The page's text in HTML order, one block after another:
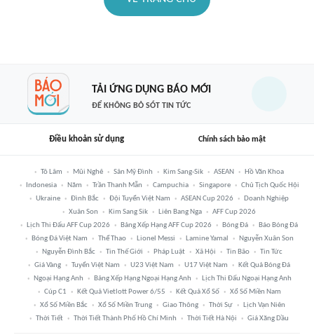
TẢI ỨNG DỤNG BÁO MỚI
ĐỂ KHÔNG BỎ SÓT TIN TỨC
Điều khoản sử dụng Chính sách bảo mật
Tô Lâm Mũi Nghê Sân Mỹ Đình Kim Sang-Sik ASEAN
Hồ Văn Khoa
Indonesia
Năm Trần Thanh Mẫn Campuchia Singapore
Chủ Tịch Quốc Hội
Ukraine
Đình Bắc Đội Tuyển Việt Nam ASEAN Cup 2026
Doanh Nghiệp
Xuân Son
Kim Sang Sik Liên Bang Nga
AFF Cup 2026
Lịch Thi Đấu AFF Cup 2026
Bảng Xếp Hạng AFF Cup 2026 Bóng Đá
Báo Bóng Đá
Bóng Đá Việt Nam
Thể Thao Lionel Messi Lamine Yamal
Nguyễn Xuân Son
Nguyễn Đình Bắc
Tin Thế Giới Pháp Luật Xã Hội Tin Bão
Tin Tức
Giá Vàng
Tuyển Việt Nam U23 Việt Nam U17 Việt Nam
Kết Quả Bóng Đá
Ngoại Hạng Anh
Bảng Xếp Hạng Ngoại Hạng Anh
Lịch Thi Đấu Ngoại Hạng Anh
Cúp C1
Kết Quả Vietlott Power 6/55 Kết Quả Xổ Số
Xổ Số Miền Nam
Xổ Số Miền Bắc
Xổ Số Miền Trung Giao Thông Thời Sự
Lịch Vạn Niên
Thời Tiết
Thời Tiết Thành Phố Hồ Chí Minh Thời Tiết Hà Nội Giá Xăng Dầu